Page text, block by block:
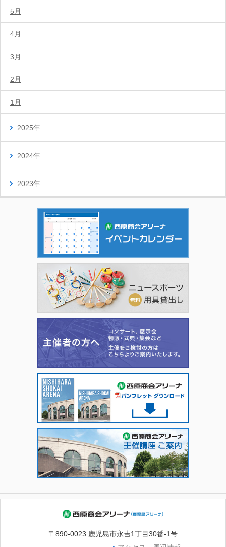
5月
4月
3月
2月
1月
2025年
2024年
2023年
〒890-0023 鹿児島市永吉1丁目30番-1号